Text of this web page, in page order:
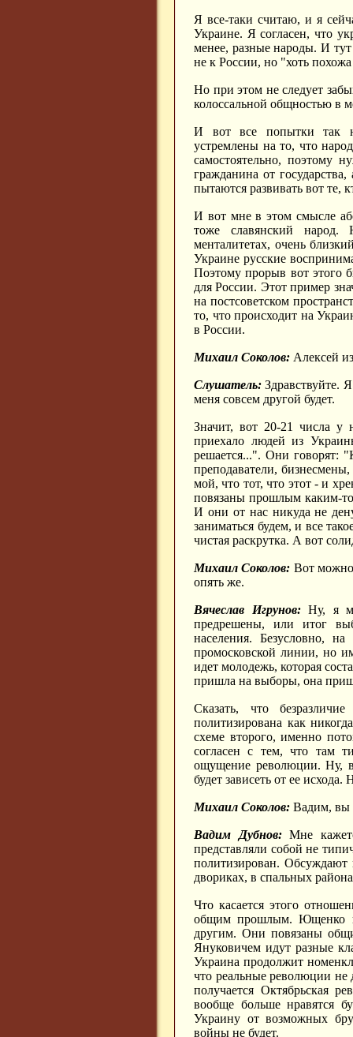
Я все-таки считаю, и я
Украине. Я согласен, что
менее, разные народы. И
не к России, но "хоть
Но при этом не следует
колоссальной общностью в
И вот все попытки так
устремлены на то, что
самостоятельно, поэтому
гражданина от
пытаются развивать вот те,
И вот мне в этом смысле
тоже славянский народ.
менталитетах, очень
Украине русские
Поэтому прорыв вот этого
для России. Этот пример
на постсоветском
то, что происходит на
в России.
Михаил Соколов: Алексей
Слушатель: Здравствуйте.
меня совсем другой будет.
Значит, вот 20-21 числа у
приехало людей из
решается...". Они говорят:
преподаватели,
мой, что тот, что этот - и
повязаны прошлым каким-
И они от нас никуда не
заниматься будем, и все
чистая раскрутка. А вот
Михаил Соколов: Вот можно
опять же.
Вячеслав Игрунов:Ну, я
предрешены, или итог
населения. Безусловно,
промосковской линии, но
идет молодежь, которая
пришла на выборы, она
Сказать, что
политизирована как
схеме второго, именно
согласен с тем, что там
ощущение революции. Ну,
будет зависеть от ее
Михаил Соколов: Вадим, вы
Вадим Дубнов:Мне
представляли собой не
политизирован.
двориках, в спальных
Что касается этого
общим прошлым. Ющенко
другим. Они повязаны
Януковичем идут разные
Украина продолжит
что реальные революции не
получается Октябрьская
вообще больше нравятся
Украину от возможных
войны не будет.